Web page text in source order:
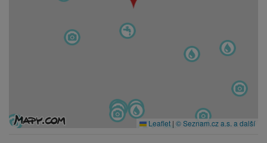
Leaflet | © Seznam.cz a.s. a další